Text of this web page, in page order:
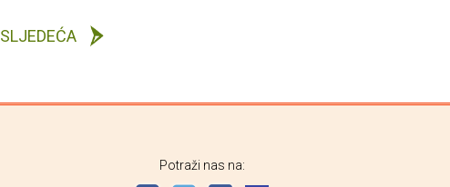
SLJEDEĆA
Potraži nas na: